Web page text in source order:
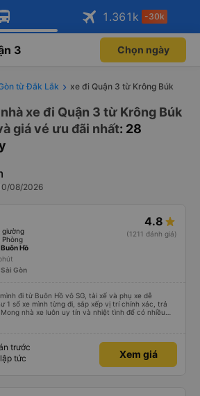
app Vexere ngay!
ưu đãi thành viên độc
Mở app
Vexere
khi đặt vé máy bay qua
Mở app
1.361 k -30k
3 Chọn ngày
từ Đắk Lắk xe đi Quận 3 từ Krông Búk
xe đi Quận 3 từ Krông Búk
giá vé ưu đãi nhất: 28
08/2026
giường
Phòng
4.8
(1211 đánh giá)
Hồ
Gòn
đi từ Buôn Hồ vô SG, tài xế và phụ xe dễ
1 số xe mình từng đi, sắp xếp vị trí chính xác, trả
nhà xe luôn uy tín và nhiệt tình để có nhiều
trước
tức
Xem giá